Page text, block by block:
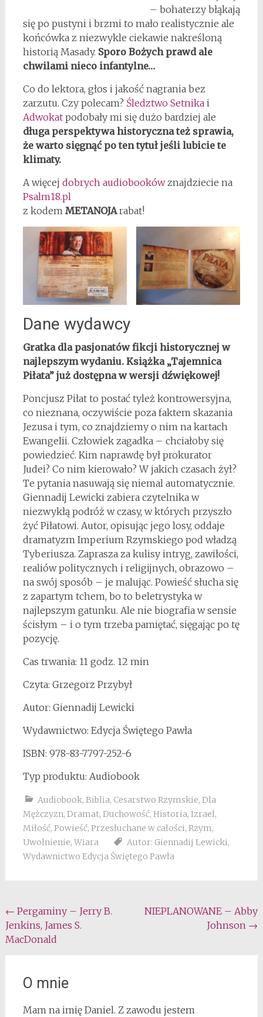
– bohaterzy błąkają
się po pustyni i brzmi to mało realistycznie ale
końcówka z niezwykle ciekawie nakreśloną
historią Masady. Sporo Bożych prawd ale
chwilami nieco infantylne…
Co do lektora, głos i jakość nagrania bez
zarzutu. Czy polecam? Śledztwo Setnikai
Adwokatpodobały mi się dużo bardziej ale
długa perspektywa historyczna też sprawia,
że warto sięgnąć po ten tytuł jeśli lubicie te
klimaty.
A więcej dobrych audiobookówznajdziecie na
Psalm18.pl
z kodem METANOJArabat!
Dane wydawcy
Gratka dla pasjonatów fikcji historycznej w
najlepszym wydaniu. Książka „Tajemnica
Piłata” już dostępna w wersji dźwiękowej!
Poncjusz Piłat to postać tyleż kontrowersyjna,
co nieznana, oczywiście poza faktem skazania
Jezusa i tym, co znajdziemy o nim na kartach
Ewangelii. Człowiek zagadka – chciałoby się
powiedzieć. Kim naprawdę był prokurator
Judei? Co nim kierowało? W jakich czasach żył?
Te pytania nasuwają się niemal automatycznie.
Giennadij Lewicki zabiera czytelnika w
niezwykłą podróż w czasy, w których przyszło
żyć Piłatowi. Autor, opisując jego losy, oddaje
dramatyzm Imperium Rzymskiego pod władzą
Tyberiusza. Zaprasza za kulisy intryg, zawiłości,
realiów politycznych i religijnych, obrazowo –
na swój sposób – je malując. Powieść słucha się
z zapartym tchem, bo to beletrystyka w
najlepszym gatunku. Ale nie biografia w sensie
ścisłym – i o tym trzeba pamiętać, sięgając po tę
pozycję.
Cas trwania: 11 godz. 12 min
Czyta: Grzegorz Przybył
Autor: Giennadij Lewicki
Wydawnictwo: Edycja Świętego Pawła
ISBN: 978-83-7797-252-6
Typ produktu: Audiobook
Audiobook, Biblia, Cesarstwo Rzymskie, Dla
Mężczyzn, Dramat, Duchowość, Historia, Izrael,
Miłość, Powieść, Przesłuchane w całości, Rzym,
Uwolnienie, Wiara Autor: Giennadij Lewicki,
Wydawnictwo Edycja Świętego Pawła
Post
navigation
← Pergaminy – Jerry B.
Jenkins, James S.
MacDonald
NIEPLANOWANE – Abby
Johnson →
O mnie
Mam na imię Daniel. Z zawodu jestem